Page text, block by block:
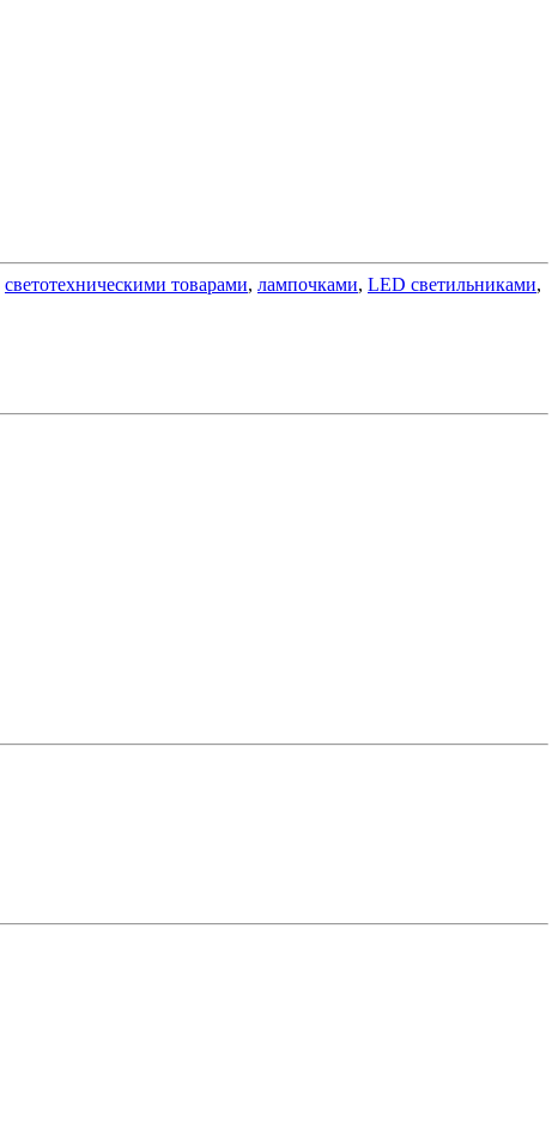
светотехническими товарами, лампочками, LED светильниками,